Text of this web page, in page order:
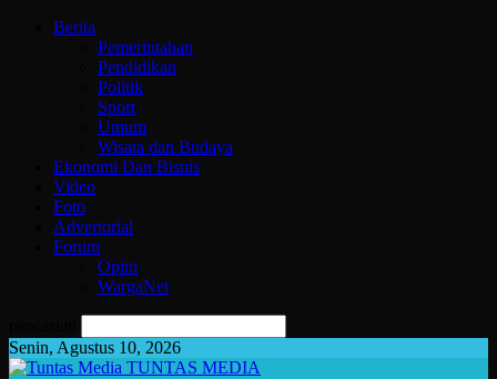
Berita
Pemerintahan
Pendidikan
Politik
Sport
Umum
Wisata dan Budaya
Ekonomi Dan Bisnis
Video
Foto
Advertorial
Forum
Opini
WargaNet
Senin, Agustus 10, 2026
TUNTAS MEDIA